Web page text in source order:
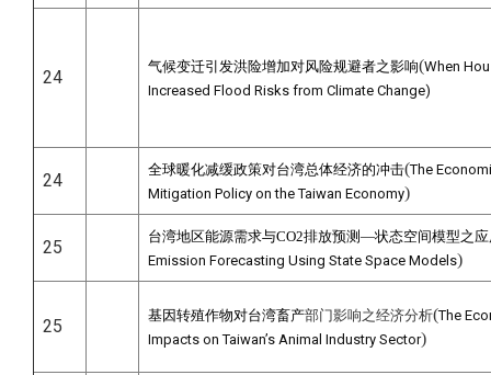
24
气候变迁引发洪险增加对风险规避者之影响(When
Increased Flood Risks from Climate Change)
24
全球暖化减缓政策对台湾总体经济的冲击(The
Mitigation Policy on the Taiwan Economy)
25
台湾地区能源需求与CO2排放预测—状态空间模型之
Emission Forecasting Using State Space Models)
25
基因转殖作物对台湾畜产部门影响之经济分析(The
Impacts on Taiwan’s Animal Industry Sector)